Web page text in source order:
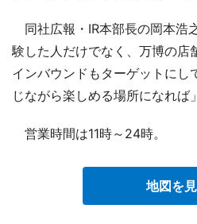
同社広報・IR本部長の岡本浩
験した人だけでなく、万博の店
インバウンドもターゲットにし
じながら楽しめる場所になれば
営業時間は11時～24時。
地図を